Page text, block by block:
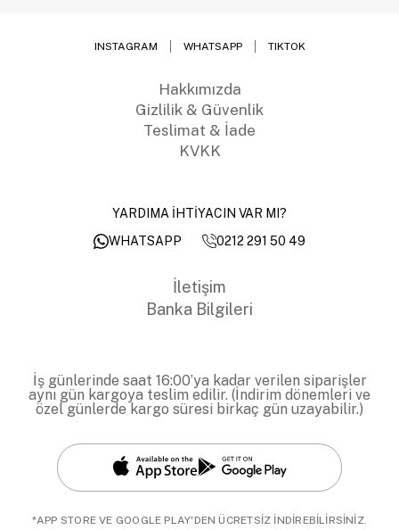
INSTAGRAM WHATSAPP TIKTOK
Hakkımızda
Gizlilik & Güvenlik
Teslimat & İade
KVKK
YARDIMA İHTİYACIN VAR MI?
WHATSAPP
0212 291 50 49
İletişim
Banka Bilgileri
İş günlerinde saat 16:00’ya kadar verilen siparişler
aynı gün kargoya teslim edilir. (İndirim dönemleri ve
özel günlerde kargo süresi birkaç gün uzayabilir.)
*APP STORE VE GOOGLE PLAY'DEN ÜCRETSİZ İNDİREBİLİRSİNİZ.